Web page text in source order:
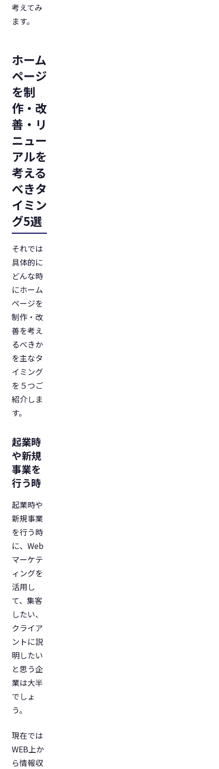
考えてみ
ます。
ホーム
ページ
を制
作・改
善・リ
ニュー
アルを
考える
べきタ
イミン
グ5選
それでは
具体的に
どんな時
にホーム
ページを
制作・改
善を考え
るべきか
を主なタ
イミング
を５つご
紹介しま
す。
起業時
や新規
事業を
行う時
起業時や
新規事業
を行う時
に、Web
マーケテ
ィングを
活用し
て、集客
したい、
クライア
ントに説
明したい
と思う企
業は大半
でしょ
う。
現在では
WEB上か
ら情報収